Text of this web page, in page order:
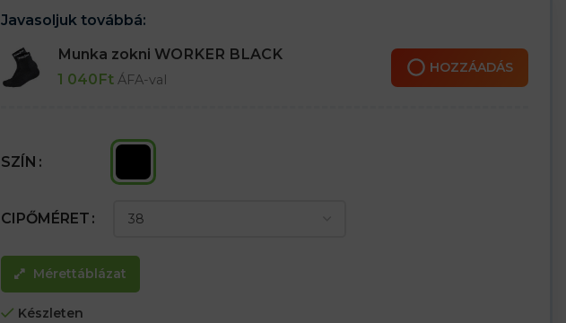
Javasoljuk továbbá:
Munka zokni WORKER BLACK
1 040Ft ÁFA-val
HOZZÁADÁS
SZÍN
CIPŐMÉRET
Mérettáblázat
Készleten